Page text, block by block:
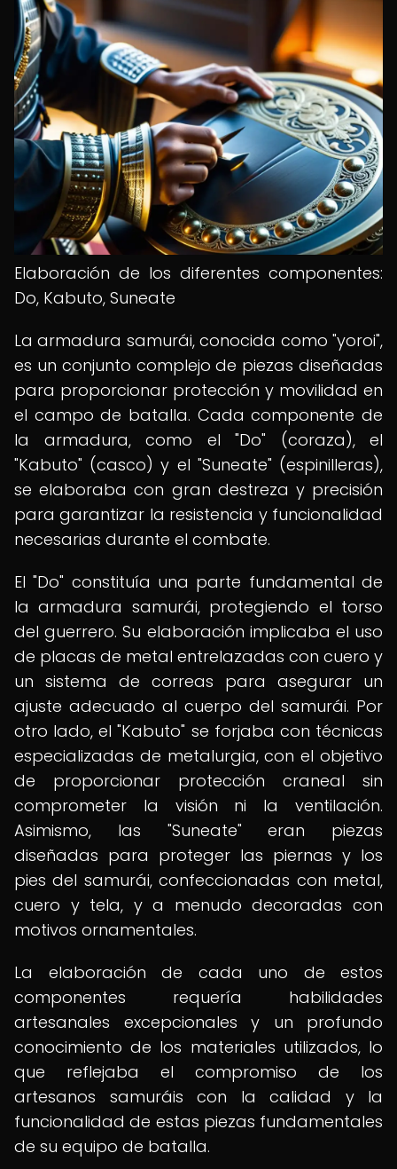
Elaboración de los diferentes componentes:
Do, Kabuto, Suneate
La armadura samurái, conocida como "yoroi",
es un conjunto complejo de piezas diseñadas
para proporcionar protección y movilidad en
el campo de batalla. Cada componente de
la armadura, como el "Do" (coraza), el
"Kabuto" (casco) y el "Suneate" (espinilleras),
se elaboraba con gran destreza y precisión
para garantizar la resistencia y funcionalidad
necesarias durante el combate.
El "Do" constituía una parte fundamental de
la armadura samurái, protegiendo el torso
del guerrero. Su elaboración implicaba el uso
de placas de metal entrelazadas con cuero y
un sistema de correas para asegurar un
ajuste adecuado al cuerpo del samurái. Por
otro lado, el "Kabuto" se forjaba con técnicas
especializadas de metalurgia, con el objetivo
de proporcionar protección craneal sin
comprometer la visión ni la ventilación.
Asimismo, las "Suneate" eran piezas
diseñadas para proteger las piernas y los
pies del samurái, confeccionadas con metal,
cuero y tela, y a menudo decoradas con
motivos ornamentales.
La elaboración de cada uno de estos
componentes requería habilidades
artesanales excepcionales y un profundo
conocimiento de los materiales utilizados, lo
que reflejaba el compromiso de los
artesanos samuráis con la calidad y la
funcionalidad de estas piezas fundamentales
de su equipo de batalla.